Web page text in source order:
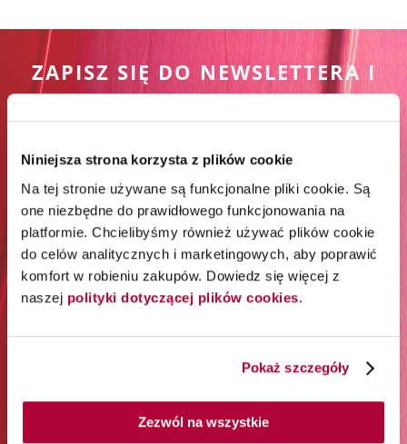
Niniejsza strona korzysta z plików cookie
Na tej stronie używane są funkcjonalne pliki cookie. Są
one niezbędne do prawidłowego funkcjonowania na
platformie. Chcielibyśmy również używać plików cookie
do celów analitycznych i marketingowych, aby poprawić
komfort w robieniu zakupów. Dowiedz się więcej z
naszej polityki dotyczącej plików cookies.
Pokaż szczegóły
Zezwól na wszystkie
ZAPISZ SIĘ DO NEWSLETTERA I
ODBIERZ 65% RABATU NA
*Rabat jest jednorazowy. Obejmuje marki Wella
Professionals (z wyłączeniem Wella Care, Wella Technik i
akcesoriów) i Londa Professional.
Zapisz się do newslettera:
Zapisz się
Podając swój adres e-mail i klikając „Zapisz się”, wyrażasz zgodę na
osobowych przez Orbico Sp. z o.o. (administratora danych). Udzielone
przez siebie zgody możesz w dowolnym momencie wycofać. Więcej